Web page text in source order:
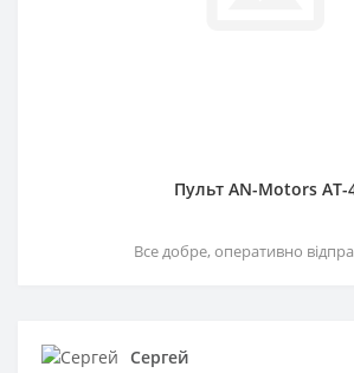
Пульт AN-Motors AT-
Все добре, оперативно
Сергей